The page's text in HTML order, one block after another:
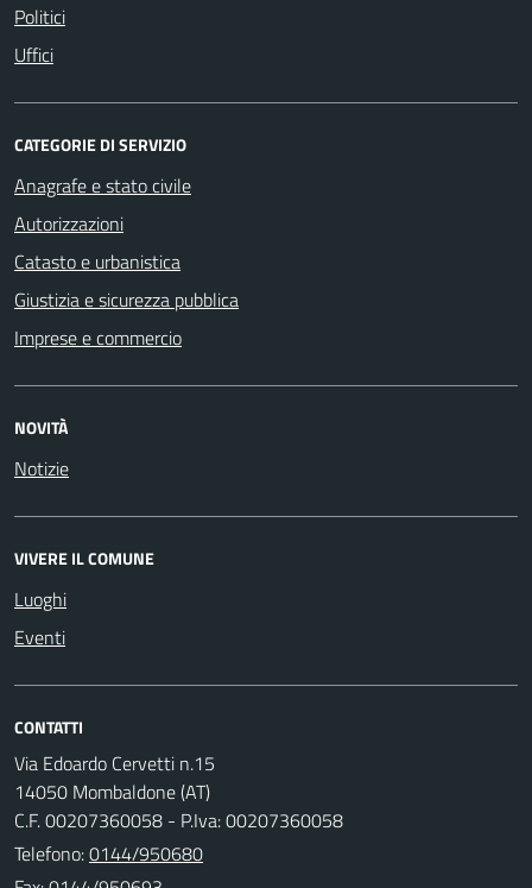
Politici
Uffici
CATEGORIE DI SERVIZIO
Anagrafe e stato civile
Autorizzazioni
Catasto e urbanistica
Giustizia e sicurezza pubblica
Imprese e commercio
NOVITÀ
Notizie
VIVERE IL COMUNE
Luoghi
Eventi
CONTATTI
Via Edoardo Cervetti n.15
14050 Mombaldone (AT)
C.F. 00207360058 - P.Iva: 00207360058
Telefono:0144/950680